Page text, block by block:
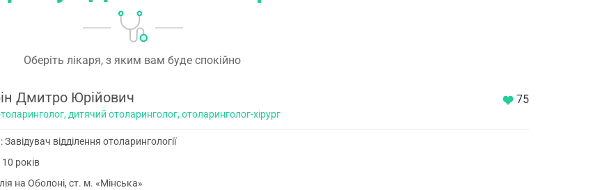
Оберіть лікаря, з яким вам буде спокійно
75
Дмитро Юрійович
дитячий отоларинголог, отоларинголог-хірург
відділення отоларингології
років
на Оболоні, ст. м. «Мінська»